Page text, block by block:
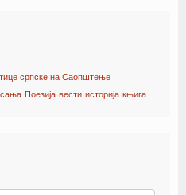
српске на Саопштење
Поезија вести историја књига